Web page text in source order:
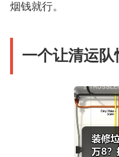
烟钱就行。
一个让清运